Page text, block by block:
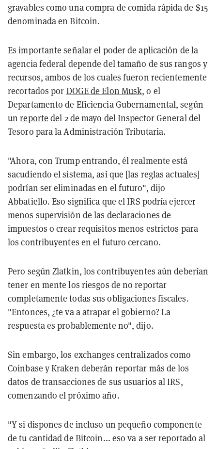
gravables como una compra de comida rápida de $15
denominada en Bitcoin.
Es importante señalar el poder de aplicación de la
agencia federal depende del tamaño de sus rangos y
recursos, ambos de los cuales fueron recientemente
recortados por DOGE de Elon Musk, o el
Departamento de Eficiencia Gubernamental, según
unreporte del 2 de mayo del Inspector General del
Tesoro para la Administración Tributaria.
"Ahora, con Trump entrando, él realmente está
sacudiendo el sistema, así que [las reglas actuales]
podrían ser eliminadas en el futuro", dijo
Abbatiello. Eso significa que el IRS podría ejercer
menos supervisión de las declaraciones de
impuestos o crear requisitos menos estrictos para
los contribuyentes en el futuro cercano.
Pero según Zlatkin, los contribuyentes aún deberían
tener en mente los riesgos de no reportar
completamente todas sus obligaciones fiscales.
"Entonces, ¿te va a atrapar el gobierno? La
respuesta es probablemente no", dijo.
Sin embargo, los exchanges centralizados como
Coinbase y Kraken deberán reportar más de los
datos de transacciones de sus usuarios al IRS,
comenzando el próximo año.
"Y si dispones de incluso un pequeño componente
de tu cantidad de Bitcoin... eso va a ser reportado al